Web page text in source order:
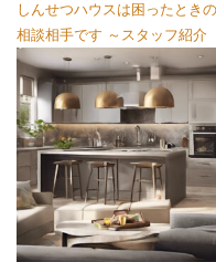
しんせつハウスは困ったときの
相談相手です ～スタッフ紹介